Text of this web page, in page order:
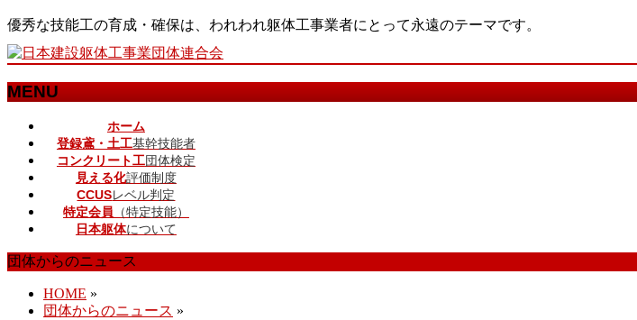
優秀な技能工の育成・確保は、われわれ躯体工事業者にとって永遠のテーマです。
MENU
す
ホーム
登録鳶・土工基幹技能者
コンクリート工団体検定
見える化評価制度
CCUSレベル判定
特定会員 （特定技能）
日本躯体について
団体からのニュース
HOME »
団体からのニュース »